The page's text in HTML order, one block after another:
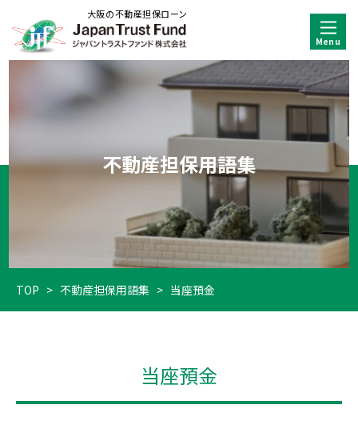
大阪の不動産担保ローン
不動産担保用語集
TOP > 不動産担保用語集 > 当座預金
当座預金